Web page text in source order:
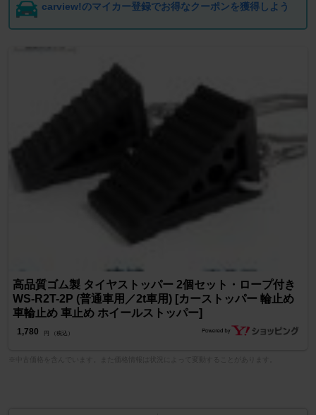
carview!のマイカー登録でお得なクーポンを獲得しよう
高品質ゴム製 タイヤストッパー 2個セット・ロープ付き
WS-R2T-2P (普通車用／2t車用) [カーストッパー 輪止め
車輪止め 車止め ホイールストッパー]
1,780 円 （税込）